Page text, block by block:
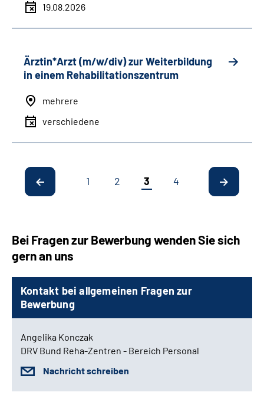
19.08.2026
Ärztin*Arzt (m/w/div) zur Weiterbildung
in einem Rehabilitationszentrum
mehrere
verschiedene
1 2 3 4
Bei Fragen zur Bewerbung wenden Sie sich
gern an uns
Kontakt bei allgemeinen Fragen zur
Bewerbung
Angelika Konczak
DRV Bund Reha-Zentren - Bereich Personal
Nachricht schreiben